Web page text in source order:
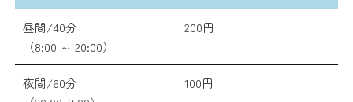
昼間/40分
（8:00 ～ 20:00）
200円
夜間/60分
100円